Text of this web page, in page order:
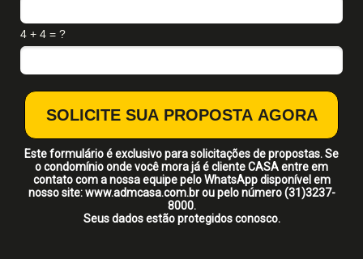
4 + 4 = ?
SOLICITE SUA PROPOSTA AGORA
Este formulário é exclusivo para solicitações de propostas. Se
o condomínio onde você mora já é cliente CASA entre em
contato com a nossa equipe pelo WhatsApp disponível em
nosso site: www.admcasa.com.br ou pelo número (31)3237-
8000.
Seus dados estão protegidos conosco.